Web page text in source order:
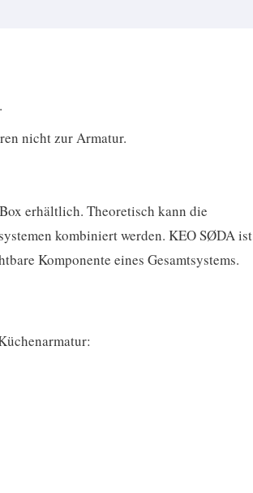
nicht zur Armatur.
erhältlich. Theoretisch kann die
kombiniert werden. KEO SØDA ist
Komponente eines Gesamtsystems.